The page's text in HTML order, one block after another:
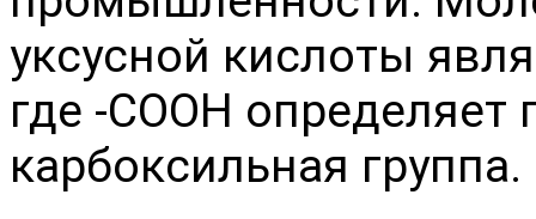
уксусной кислоты
где -COOH определяет
карбоксильная группа.